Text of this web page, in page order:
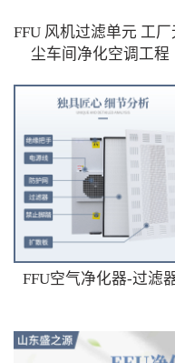
FFU 风机过滤单元 工厂
尘车间净化空调工程
FFU空气净化器-过滤